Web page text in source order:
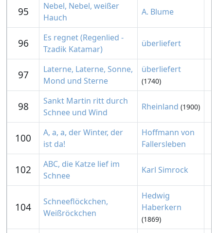
95
Nebel, Nebel, weißer
Hauch
A. Blume
96
Es regnet (Regenlied -
Tzadik Katamar)
überliefert
97
Laterne, Laterne, Sonne,
Mond und Sterne
überliefert
(1740)
98
Sankt Martin ritt durch
Schnee und Wind
Rheinland (1900)
100
A, a, a, der Winter, der
ist da!
Hoffmann von
Fallersleben
102
ABC, die Katze lief im
Schnee
Karl Simrock
104
Schneeflöckchen,
Weißröckchen
Hedwig
Haberkern
(1869)